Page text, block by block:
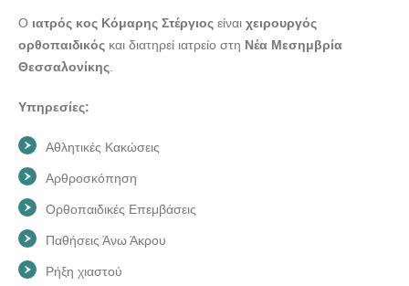
ΧΕΙΡΟΥΡΓΟΣ ΟΡΘΟΠΑΙΔΙΚΟΣ ΝΕΑ ΜΕΣΗΜΒΡΙΑ
ΘΕΣΣΑΛΟΝΙΚΗ | ΚΟΜΑΡΗΣ ΣΤΕΡΓΙΟΣ Δ. ---
doctors4u.gr
doctors4u.gr
Ο ιατρός κος Κόμαρης Στέργιος είναι χειρουργός
ορθοπαιδικός και διατηρεί ιατρείο στη Νέα Μεσημβρία
Θεσσαλονίκης
Υπηρεσίες:
Αθλητικές Κακώσεις
Αρθροσκόπηση
Ορθοπαιδικές Επεμβάσεις
Παθήσεις Άνω Άκρου
Ρήξη χιαστού